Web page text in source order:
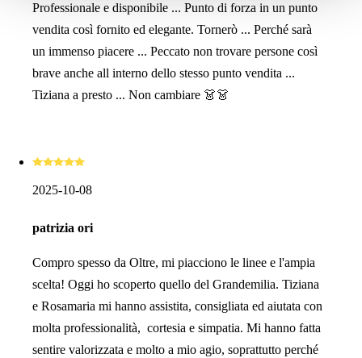
Professionale e disponibile ... Punto di forza in un punto
vendita così fornito ed elegante. Tornerò ... Perché sarà
un immenso piacere ... Peccato non trovare persone così
brave anche all interno dello stesso punto vendita ...
Tiziana a presto ... Non cambiare 👗👗
2025-10-08
patrizia ori
Compro spesso da Oltre, mi piacciono le linee e l'ampia
scelta! Oggi ho scoperto quello del Grandemilia. Tiziana
e Rosamaria mi hanno assistita, consigliata ed aiutata con
molta professionalità, cortesia e simpatia. Mi hanno fatta
sentire valorizzata e molto a mio agio, soprattutto perché